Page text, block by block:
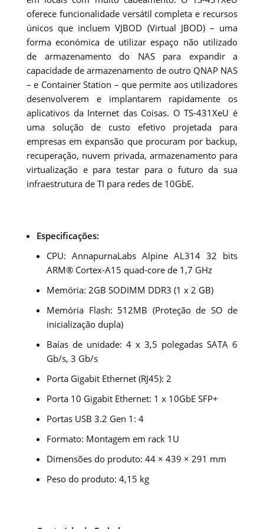
oferece funcionalidade versátil completa e recursos
únicos que incluem VJBOD (Virtual JBOD) – uma
forma económica de utilizar espaço não utilizado
de armazenamento do NAS para expandir a
capacidade de armazenamento de outro QNAP NAS
– e Container Station – que permite aos utilizadores
desenvolverem e implantarem rapidamente os
aplicativos da Internet das Coisas. O TS-431XeU é
uma solução de custo efetivo projetada para
empresas em expansão que procuram por backup,
recuperação, nuvem privada, armazenamento para
virtualização e para testar para o futuro da sua
infraestrutura de TI para redes de 10GbE.
Especificações:
CPU: AnnapurnaLabs Alpine AL314 32 bits
ARM® Cortex-A15 quad-core de 1,7 GHz
Memória: 2GB SODIMM DDR3 (1 x 2 GB)
Memória Flash: 512MB (Proteção de SO de
inicialização dupla)
Baías de unidade: 4 x 3,5 polegadas SATA 6
Gb/s, 3 Gb/s
Porta Gigabit Ethernet (RJ45): 2
Porta 10 Gigabit Ethernet: 1 x 10GbE SFP+
Portas USB 3.2 Gen 1: 4
Formato: Montagem em rack 1U
Dimensões do produto: 44 × 439 × 291 mm
Peso do produto: 4,15 kg